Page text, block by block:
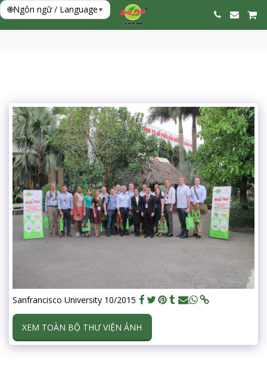
🌐Ngôn ngữ / Language▾
Sanfrancisco University 10/2015
XEM TOÀN BỘ THƯ VIỆN ẢNH